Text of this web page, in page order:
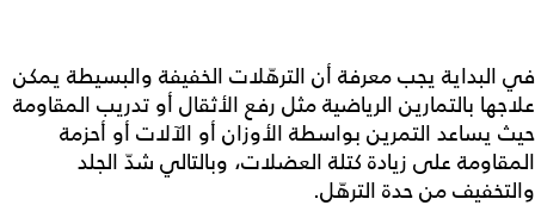
في البداية يجب معرفة أن الترهّلات الخفيفة والبسيطة يمكن
علاجها بالتمارين الرياضية مثل رفع الأثقال أو تدريب المقاومة
حيث يساعد التمرين بواسطة الأوزان أو الآلات أو أحزمة
المقاومة على زيادة كتلة العضلات، وبالتالي شدّ الجلد
والتخفيف من حدة الترهّل.